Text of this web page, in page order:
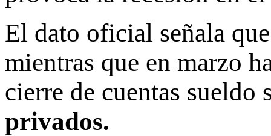
El dato oficial señala
mientras que en marzo
cierre de cuentas sueldo
privados.